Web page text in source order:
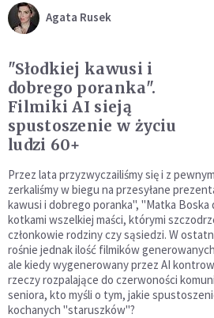
Agata Rusek
"Słodkiej kawusi i
dobrego poranka".
Filmiki AI sieją
spustoszenie w życiu
ludzi 60+
Przez lata przyzwyczailiśmy się i z
zerkaliśmy w biegu na przesyłane
kawusi i dobrego poranka", "Matka Boska
kotkami wszelkiej maści, którymi
członkowie rodziny czy sąsiedzi. W
rośnie jednak ilość filmików
ale kiedy wygenerowany przez AI
rzeczy rozpalające do czerwoności
seniora, kto myśli o tym, jakie
kochanych "staruszków"?